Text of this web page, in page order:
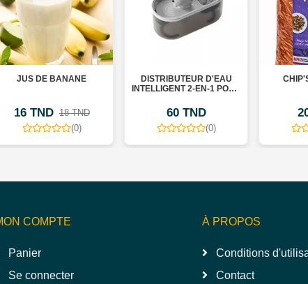
JUS DE BANANE
16 TND 18 TND
(0)
DISTRIBUTEUR D'EAU
INTELLIGENT 2-EN-1 POUR
60 TND
(0)
COMPTE
Panier
Se connecter
À PROPOS
Conditions
Contact